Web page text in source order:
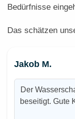
Bedürfnisse
Das schätzen
Jakob M.
Der
beseitigt. Gute